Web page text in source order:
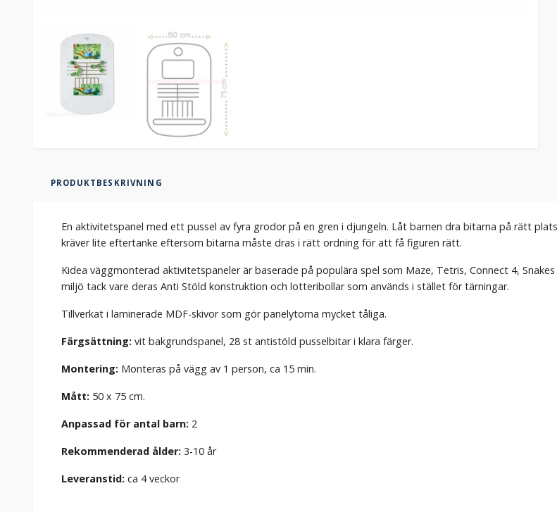
PRODUKTBESKRIVNING
En aktivitetspanel med ett pussel av fyra grodor på en gren i djungeln. Låt barnen dra bitarna på rätt
kräver lite eftertanke eftersom bitarna måste dras i rätt ordning för att få figuren rätt.
Kidea väggmonterad aktivitetspaneler är baserade på populära spel som Maze, Tetris, Connect 4,
miljö tack vare deras Anti Stöld konstruktion och lotteribollar som används i stället för tärningar.
Tillverkat i laminerade MDF-skivor som gör panelytorna mycket tåliga.
Färgsättning: vit bakgrundspanel, 28 st antistöld pusselbitar i klara färger.
Montering: Monteras på vägg av 1 person, ca 15 min.
Mått: 50 x 75 cm.
Anpassad för antal barn: 2
Rekommenderad ålder: 3-10 år
Leveranstid: ca 4 veckor